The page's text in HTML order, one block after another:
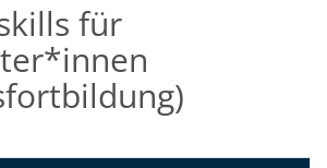
für